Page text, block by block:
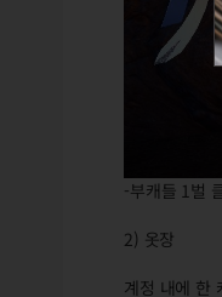
-부캐들 1벌
2) 옷장
계정 내에 한